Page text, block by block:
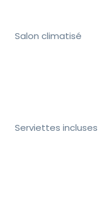
Salon climatisé
Serviettes incluses